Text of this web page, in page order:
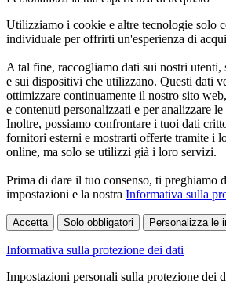
Utilizziamo i cookie e altre tecnologie solo
individuale per offrirti un'esperienza di
A tal fine, raccogliamo dati sui nostri utenti,
e sui dispositivi che utilizzano. Questi dati
ottimizzare continuamente il nostro sito
e contenuti personalizzati e per analizzare
Inoltre, possiamo confrontare i tuoi dati
fornitori esterni e mostrarti offerte tramite i
online, ma solo se utilizzi già i loro servizi.
Prima di dare il tuo consenso, ti preghiamo
impostazioni e la nostra Informativa sulla
Accetta Solo obbligatori Personalizza le
Informativa sulla protezione dei dati
Impostazioni personali sulla protezione dei